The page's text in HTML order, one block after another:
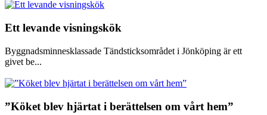
Ett levande visningskök
Byggnadsminnesklassade Tändsticksområdet i Jönköping är ett
givet be...
”Köket blev hjärtat i berättelsen om vårt hem”